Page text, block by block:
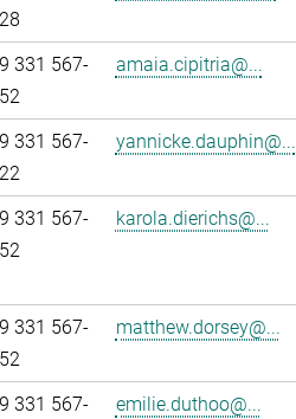
331 567-
amaia.cipitria@...
331 567-
yannicke.dauphin@...
331 567-
karola.dierichs@...
331 567-
matthew.dorsey@...
331 567-
emilie.duthoo@...